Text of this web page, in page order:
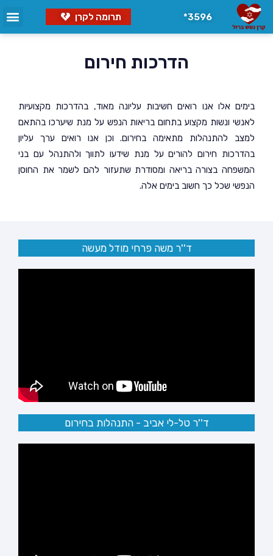
3596* תרומה לקרן
הדרכות חירום
בימים אלו אנו רואים חשיבות עליונה מאוד, בהדרכות מקצועיות
לאנשי ונשות מקצוע בתחום בריאות הנפש על מנת שיערכו בהתאם
למצב להתנהלות מתאימה בחירום. וכן אנו רואים ערך עליון
בהדרכות חירום להורים על מנת שידעו לתווך ולהתנהל עם בני
המשפחה בצורה בריאה ומסודרת שתעזור להם לשמר את החוסן
הנפשי שכל כך חשוב בימים אלה.
ד''ר משה פרחי מודל מעשה
ד''ר טל-לי אביב - התנהלות בחירום